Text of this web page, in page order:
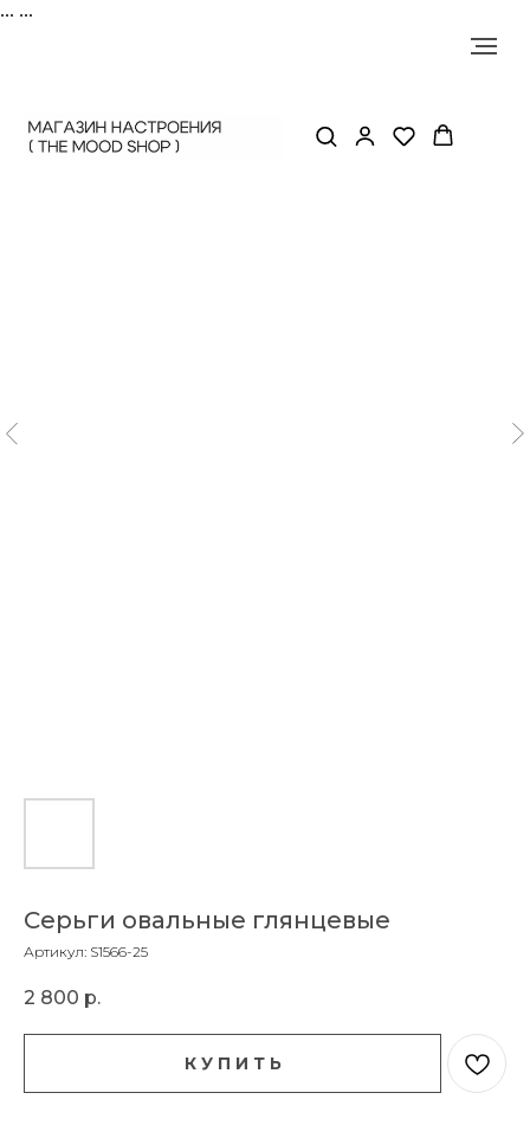
... ...
Серьги овальные глянцевые
Артикул: S1566-25
2 800 р.
К У П И Т Ь